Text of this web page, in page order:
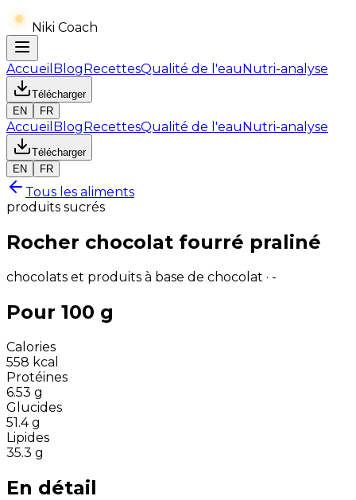
Niki Coach
Accueil BlogRecettesQualité de l'eauNutri-analyse
Télécharger
EN
FR
Accueil BlogRecettesQualité de l'eauNutri-analyse
Télécharger
EN
FR
Tous les aliments
produits sucrés
Rocher chocolat fourré praliné
chocolats et produits à base de chocolat · -
Pour 100 g
Calories
558 kcal
Protéines
6.53 g
Glucides
51.4 g
Lipides
35.3 g
En détail